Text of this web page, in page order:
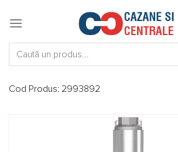
Cod Produs: 2993892